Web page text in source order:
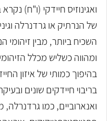
ואגינוזיס חיידקי (ו"ח)
של הנרתיק או גרדנרלה
השכיח ביותר, מבין זיהומי
ומהווה כשליש מכלל
בהיפוך כמותי של איזון
בריבוי חיידקים שונים
ואנארוביים, כמו גרדנרלה,